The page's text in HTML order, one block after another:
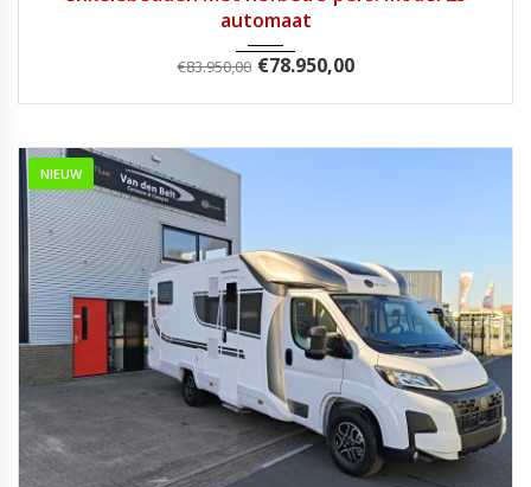
automaat
€83.950,00 €78.950,00
NIEUW